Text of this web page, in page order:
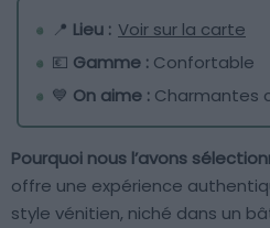
📍 Lieu : Voir sur la carte
💶 Gamme : Confortable
💙 On aime : Charmantes
Pourquoi nous l’avons
offre une expérience
style vénitien, niché dans un